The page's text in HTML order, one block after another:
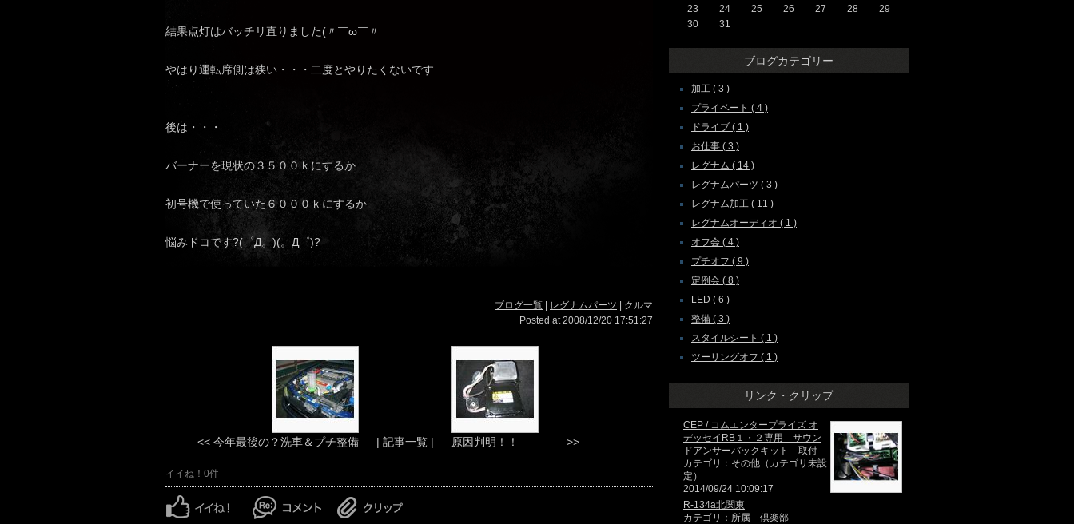
結果点灯はバッチリ直りました(〃￣ω￣〃ゞ
やはり運転席側は狭い・・・二度とやりたくないです
後は・・・
バーナーを現状の３５００ｋにするか
初号機で使っていた６０００ｋにするか
悩みドコです?(゜Д。)(。Д゜)?
ブログ一覧 レグナムパーツ | クルマ
Posted at 2008/12/20 17:51:27
<< 今年最後の？洗車＆プチ整備 | 記事一覧 | 原因判明！！ >>
イイね！0件
23
24 25 26 27 28
29
30
31
ブログカテゴリー
加工 ( 3 )
プライベート ( 4 )
ドライブ ( 1 )
お仕事 ( 3 )
レグナム ( 14 )
レグナムパーツ ( 3 )
レグナム加工 ( 11 )
レグナムオーディオ ( 1 )
オフ会 ( 4 )
プチオフ ( 9 )
定例会 ( 8 )
LED ( 6 )
整備 ( 3 )
スタイルシート ( 1 )
ツーリングオフ ( 1 )
リンク・クリップ
CEP / コムエンタープライズ オ
デッセイRB１・２専用 サウン
ドアンサーバックキット 取付
カテゴリ：その他（カテゴリ未設
定）
2014/09/24 10:09:17
R-134a北関東
カテゴリ：所属 倶楽部